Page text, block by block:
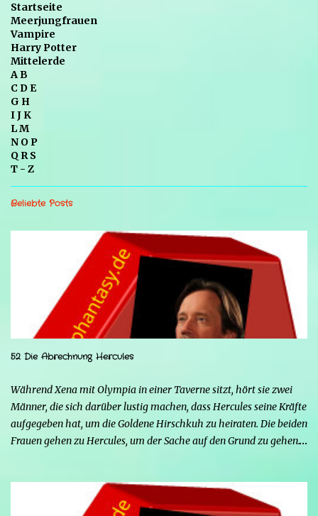
Startseite
Meerjungfrauen
Vampire
Harry Potter
Mittelerde
A B
C D E
G H
I J K
L M
N O P
Q R S
T - Z
Beliebte Posts
52 Die Abrechnung Hercules
Während Xena mit Olympia in einer Taverne sitzt, hört sie zwei
Männer, die sich darüber lustig machen, dass Hercules seine Kräfte
aufgegeben hat, um die Goldene Hirschkuh zu heiraten. Die beiden
Frauen gehen zu Hercules, um der Sache auf den Grund zu gehen.
denn nun kann sie nicht nur die Frau von Hercules sein, sondern
endlich auch Menschen berühren, ohne sich zu verwandeln. Mars